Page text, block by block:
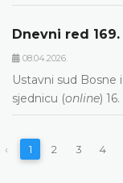
Dnevni red
08.04.2026.
Ustavni sud Bosne
sjednicu (online)
‹ 1 2 3 4